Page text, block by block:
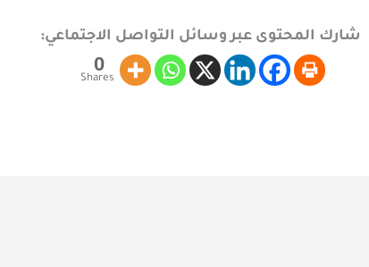
شارك المحتوى عبر وسائل التواصل الاجتماعي:
0
Shares